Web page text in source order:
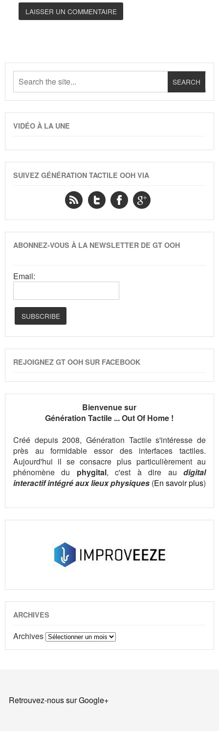
VIDÉO À LA UNE
SUIVEZ GÉNÉRATION TACTILE OOH VIA
ABONNEZ-VOUS À LA NEWSLETTER DE GT OOH
Email:
REJOIGNEZ GT OOH SUR FACEBOOK
Bienvenue sur
Génération Tactile ... Out Of Home !
Créé depuis 2008, Génération Tactile s'intéresse de
près au formidable essor des interfaces tactiles.
Aujourd'hui il se consacre plus particulièrement au
phénomène du phygital, c'est à dire audigital
interactif intégré aux lieux physiques (En savoir plus)
ARCHIVES
Archives
Retrouvez-nous sur Google+